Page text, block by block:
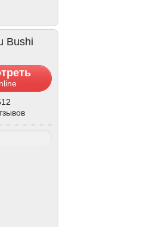
Bushi